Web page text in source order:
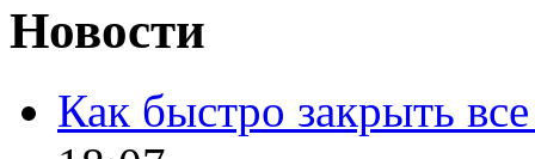
Новости
Как быстро закрыть